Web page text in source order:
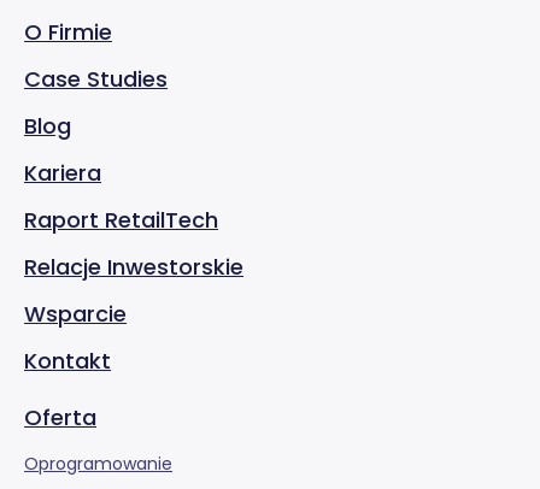
O Firmie
Case Studies
Blog
Kariera
Raport RetailTech
Relacje Inwestorskie
Wsparcie
Kontakt
Oferta
Oprogramowanie